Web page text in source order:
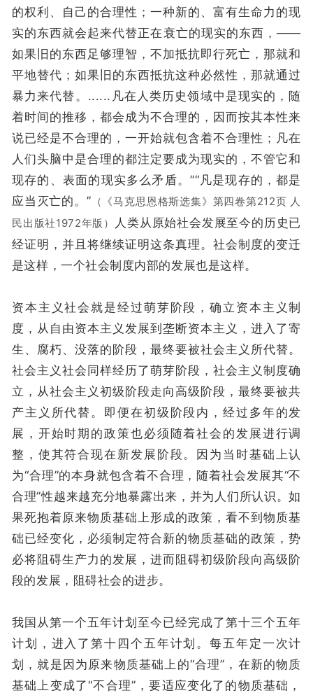
的权利、自己的合理性；一种新的、富有生命力的现
实的东西就会起来代替正在衰亡的现实的东西，——
如果旧的东西足够理智，不加抵抗即行死亡，那就和
平地替代；如果旧的东西抵抗这种必然性，那就通过
暴力来代替。......凡在人类历史领域中是现实的，随
着时间的推移，都会成为不合理的，因而按其本性来
说已经是不合理的，一开始就包含着不合理性；凡在
人们头脑中是合理的都注定要成为现实的，不管它和
现存的、表面的现实多么矛盾。”“凡是现存的，都是
应当灭亡的。” （《马克思恩格斯选集》第四卷第212页 人
民出版社1972年版）
人类从原始社会发展至今的历史已
经证明，并且将继续证明这条真理。社会制度的变迁
是这样，一个社会制度内部的发展也是这样。
资本主义社会就是经过萌芽阶段，确立资本主义制
度，从自由资本主义发展到垄断资本主义，进入了寄
生、腐朽、没落的阶段，最终要被社会主义所代替。
社会主义社会同样经历了萌芽阶段，社会主义制度确
立，从社会主义初级阶段走向高级阶段，最终要被共
产主义所代替。即便在初级阶段内，经过多年的发
展，开始时期的政策也必须随着社会的发展进行调
整，使其符合现在新发展阶段。因为当时基础上认
为“合理”的本身就包含着不合理，随着社会发展其“不
合理”性越来越充分地暴露出来，并为人们所认识。如
果死抱着原来物质基础上形成的政策，看不到物质基
础已经变化，必须制定符合新的物质基础的政策，势
必将阻碍生产力的发展，进而阻碍初级阶段向高级阶
段的发展，阻碍社会的进步。
我国从第一个五年计划至今已经完成了第十三个五年
计划，进入了第十四个五年计划。每五年定一次计
划，就是因为原来物质基础上的“合理”，在新的物质
基础上变成了“不合理”，要适应变化了的物质基础，